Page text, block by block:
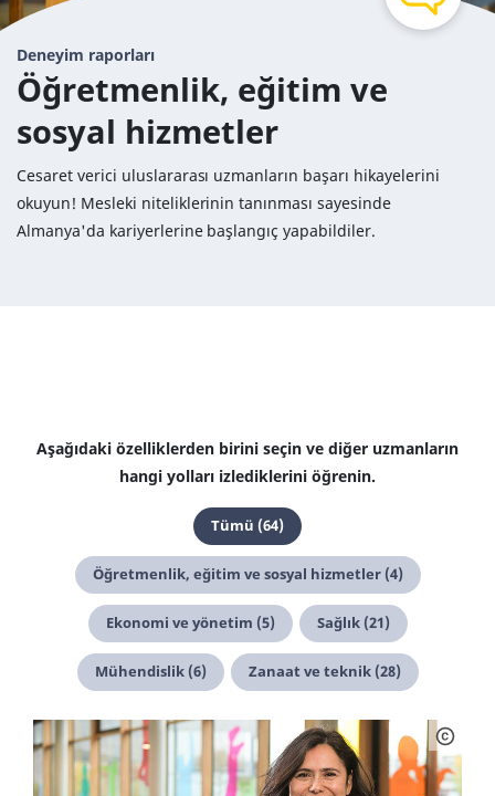
Deneyim raporları
Öğretmenlik, eğitim ve
sosyal hizmetler
Cesaret verici uluslararası uzmanların başarı hikayelerini
okuyun! Mesleki niteliklerinin tanınması sayesinde
Almanya'da kariyerlerine başlangıç yapabildiler.
Aşağıdaki özelliklerden birini seçin ve diğer uzmanların
hangi yolları izlediklerini öğrenin.
Tümü (64)
Öğretmenlik, eğitim ve sosyal hizmetler (4)
Ekonomi ve yönetim (5) Sağlık (21)
Mühendislik (6) Zanaat ve teknik (28)